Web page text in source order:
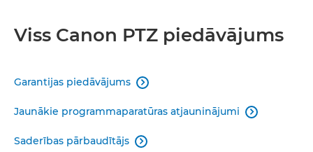
Viss Canon PTZ piedāvājums
Garantijas piedāvājums 
Jaunākie programmaparatūras atjauninājumi 
Saderības pārbaudītājs 